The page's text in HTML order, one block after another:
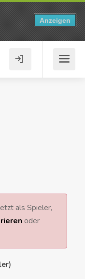
als Spieler,
oder
Anzeigen